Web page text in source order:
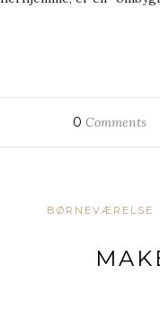
0 Comments
BØRNEVÆRELSE